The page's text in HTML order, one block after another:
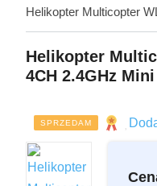
Helikopter Multicopter
Helikopter
4CH 2.4GHz
SPRZEDAM Imię i
Email